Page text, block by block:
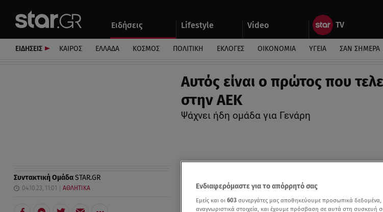
Ειδήσεις Lifestyle Video
Αυτοκίνητο
ΕΙΔΗΣΕΙΣ ΚΑΙΡΟΣ ΕΛΛΑΔΑ ΚΟΣΜΟΣ ΠΟΛΙΤΙΚΗ ΕΚΛΟΓΕΣ ΟΙΚΟΝΟΜΙΑ ΥΓΕΙΑ ΣΑΝ ΣΗΜΕΡΑ
Aυτός είναι ο πρώτος που
στην ΑΕΚ
Ψάχνει ήδη ομάδα για Γενάρη
Συντακτική ΟμάδαSTAR.GR
04.10.23, 11:01 ΑΘΛΗΤΙΚΑ Ενδιαφερόμαστε για το απόρρητό σας
Εμείς και οι 603 συνεργάτες μας αποθηκεύουμε προσωπικά
αναγνωριστικά στοιχεία, και έχουμε πρόσβαση σε αυτά στη συσκευή